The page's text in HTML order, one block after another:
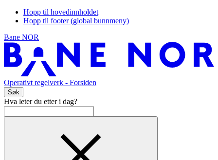
Hopp til hovedinnholdet
Hopp til footer (global bunnmeny)
Bane NOR
Operativt regelverk - Forsiden
Søk
Hva leter du etter i dag?